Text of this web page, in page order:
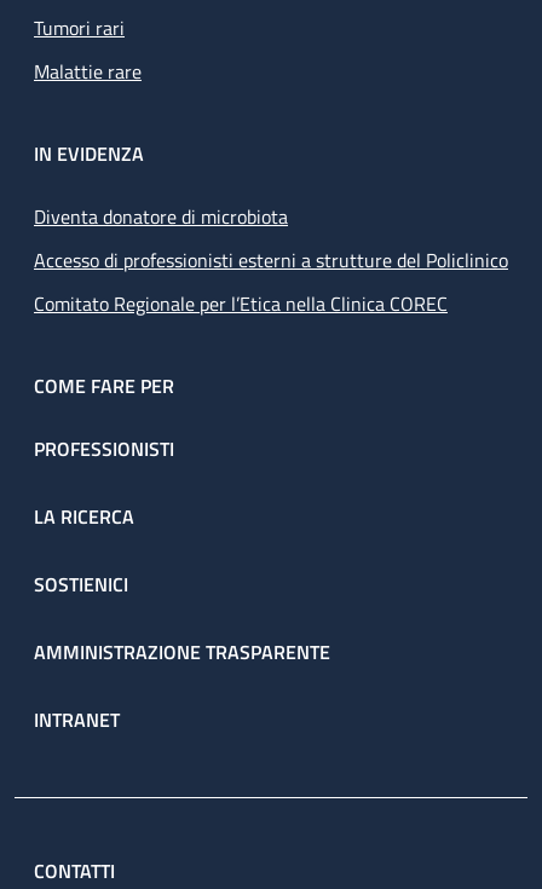
Tumori rari
Malattie rare
IN EVIDENZA
Diventa donatore di microbiota
Accesso di professionisti esterni a strutture del Policlinico
Comitato Regionale per l’Etica nella Clinica COREC
COME FARE PER
PROFESSIONISTI
LA RICERCA
SOSTIENICI
AMMINISTRAZIONE TRASPARENTE
INTRANET
CONTATTI